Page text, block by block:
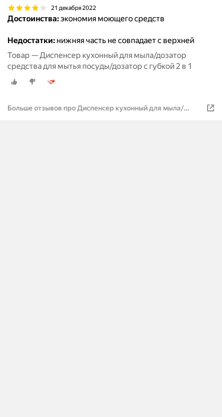
21 декабря 2022
Достоинства:экономия моющего средств
Недостатки: нижняя часть не совпадает с верхней
Товар — Диспенсер кухонный для мыла/дозатор
средства для мытья посуды/дозатор с губкой 2 в 1
Больше отзывов про Диспенсер кухонный для мыла/